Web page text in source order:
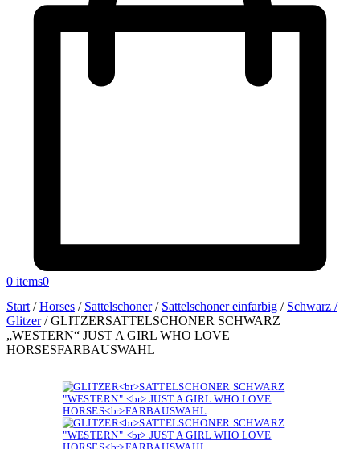
0 items0
Start /Horses / Sattelschoner/ Sattelschoner einfarbig / Schwarz /
Glitzer/GLITZERSATTELSCHONER SCHWARZ
„WESTERN“ JUST A GIRL WHO LOVE
HORSESFARBAUSWAHL